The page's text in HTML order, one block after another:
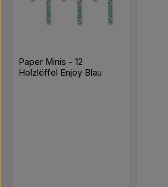
Paper Minis - 12
Holzlöffel Enjoy Blau